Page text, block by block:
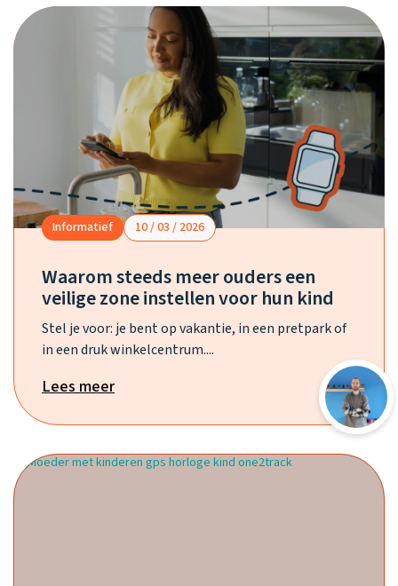
Informatief 10 / 03 / 2026
Waarom steeds meer ouders een
veilige zone instellen voor hun kind
Stel je voor: je bent op vakantie, in een pretpark of
in een druk winkelcentrum....
Lees meer